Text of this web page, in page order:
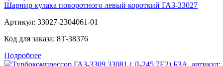
Шарнир кулака поворотного левый короткий ГАЗ-33027
Артикул: 33027-2304061-01
Код для заказа: 8Т-38376
Подробнее